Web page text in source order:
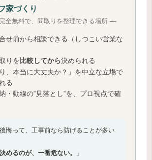
家づくり
全無料で、間取りを整理できる場所 ―
せ前から相談できる（しつこい営業な
りを比較してから決められる
、本当に大丈夫か？」を中立な立場で
る
・動線の”見落とし”を、プロ視点で確
悔って、工事前なら防げることが多い
めるのが、一番危ない。
」